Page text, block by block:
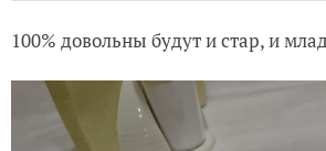
Закидываем в духовку минут на 15
180-200°C.